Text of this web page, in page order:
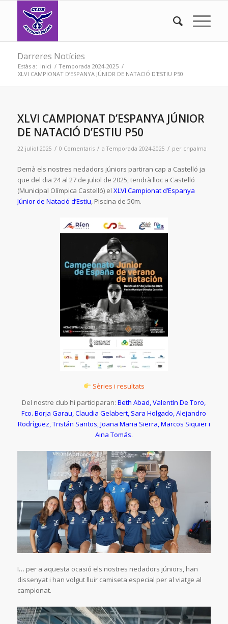
Darreres Notícies
Estàs a: Inici / Temporada 2024-2025 /
XLVI CAMPIONAT D’ESPANYA JÚNIOR DE NATACIÓ D’ESTIU P50
XLVI CAMPIONAT D’ESPANYA JÚNIOR
DE NATACIÓ D’ESTIU P50
22 juliol 2025 / 0 Comentaris / aTemporada 2024-2025 / per cnpalma
Demà els nostres nedadors júniors partiran cap a Castelló ja
que del dia 24 al 27 de juliol de 2025, tendrà lloc a Castelló
(Municipal Olímpica Castelló) el XLVI Campionat d’Espanya
Júnior de Natació d’Estiu, Piscina de 50m.
Sèries i resultats
Del nostre club hi participaran:Beth Abad, Valentín De Toro,
Fco. Borja Garau, Claudia Gelabert, Sara Holgado, Alejandro
Rodríguez, Tristán Santos, Joana Maria Sierra, Marcos Siquier i
Aina Tomás.
I… per a aquesta ocasió els nostres nedadors júniors, han
dissenyat i han volgut lluir camiseta especial per al viatge al
campionat.